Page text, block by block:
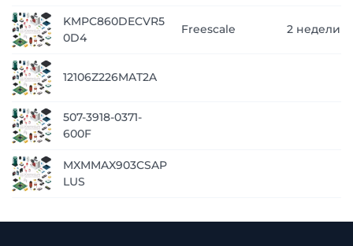
KMPC860DECVR5
0D4
Freescale 2 недели
12106Z226MAT2A
507-3918-0371-
600F
MXMMAX903CSAP
LUS